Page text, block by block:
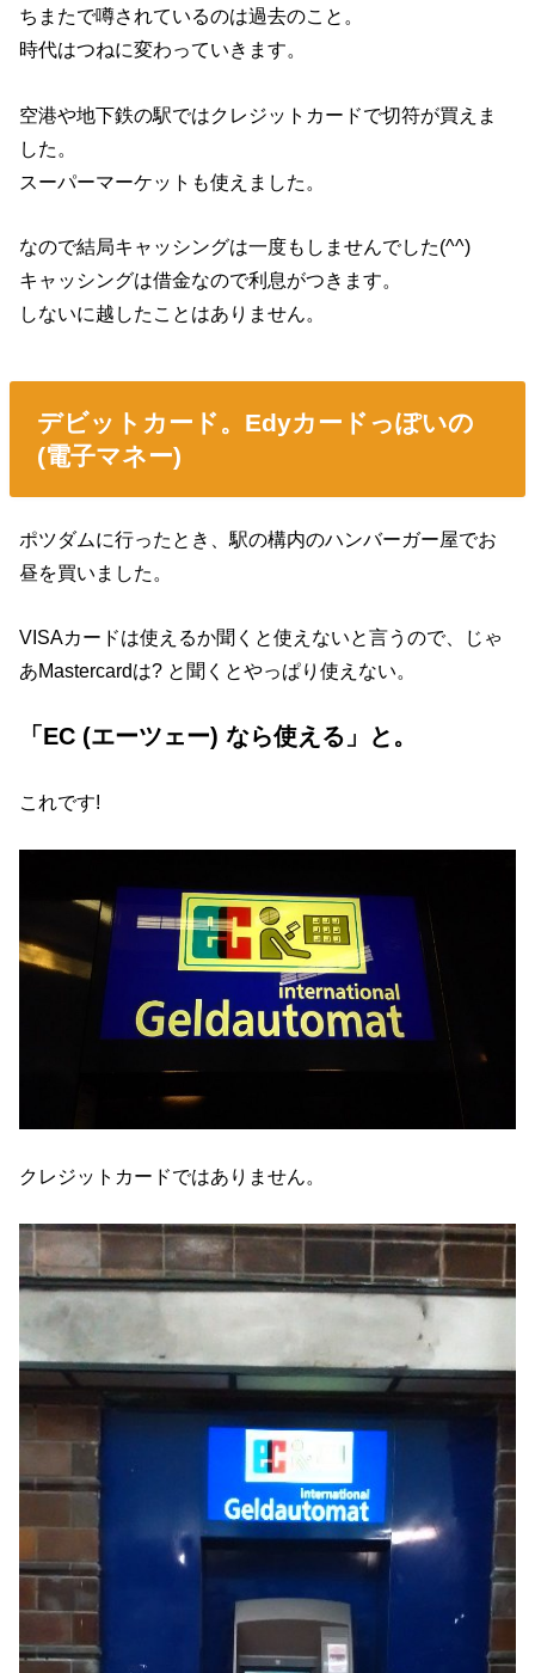
ちまたで噂されているのは過去のこと。
時代はつねに変わっていきます。
空港や地下鉄の駅ではクレジットカードで切符が買えま
した。
スーパーマーケットも使えました。
なので結局キャッシングは一度もしませんでした(^^)
キャッシングは借金なので利息がつきます。
しないに越したことはありません。
デビットカード。Edyカードっぽいの
(電子マネー)
ポツダムに行ったとき、駅の構内のハンバーガー屋でお
昼を買いました。
VISAカードは使えるか聞くと使えないと言うので、じゃ
あMastercardは? と聞くとやっぱり使えない。
「EC (エーツェー) なら使える」と。
これです!
クレジットカードではありません。